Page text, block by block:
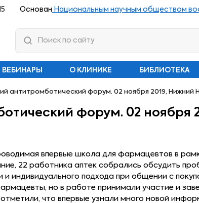
Основан Национальным научным обществом
ВЕБИНАРЫ О КЛИНИКЕ БИБЛИОТЕКА
антитромботический форум. 02 ноября 2019,
форум. 02
впервые школа для фармацевтов в
22 работника аптек собрались обсудить
индивидуального подхода при общении с
но в работе принимали участие и
что впервые узнали много новой